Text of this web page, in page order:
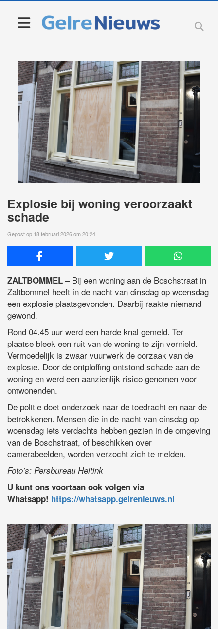
Explosie bij woning veroorzaakt
schade
Gepost op 18 februari 2026 om 20:24
ZALTBOMMEL – Bij een woning aan de Boschstraat in
Zaltbommel heeft in de nacht van dinsdag op woensdag
een explosie plaatsgevonden. Daarbij raakte niemand
gewond.
Rond 04.45 uur werd een harde knal gemeld. Ter
plaatse bleek een ruit van de woning te zijn vernield.
Vermoedelijk is zwaar vuurwerk de oorzaak van de
explosie. Door de ontploffing ontstond schade aan de
woning en werd een aanzienlijk risico genomen voor
omwonenden.
De politie doet onderzoek naar de toedracht en naar de
betrokkenen. Mensen die in de nacht van dinsdag op
woensdag iets verdachts hebben gezien in de omgeving
van de Boschstraat, of beschikken over
camerabeelden, worden verzocht zich te melden.
Foto’s: Persbureau Heitink
U kunt ons voortaan ook volgen via
Whatsapp! https://whatsapp.gelrenieuws.nl